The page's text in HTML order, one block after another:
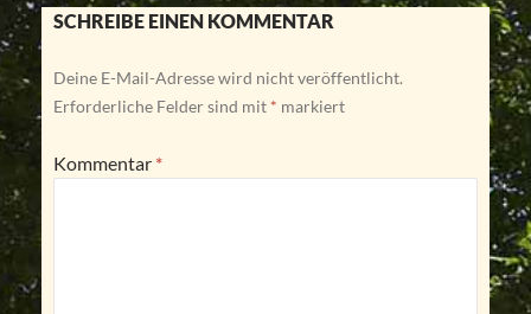
SCHREIBE EINEN KOMMENTAR
Deine E-Mail-Adresse wird nicht veröffentlicht.
Erforderliche Felder sind mit * markiert
Kommentar *